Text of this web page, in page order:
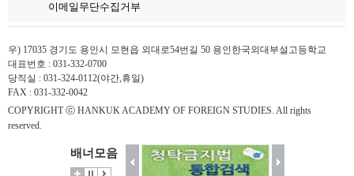
이메일무단수집거부
우) 17035 경기도 용인시 모현읍 외대로54번길 50 용인한국외대부설고등학교
대표번호 : 031-332-0700
당직실 : 031-324-0112(야간,휴일)
FAX : 031-332-0042
COPYRIGHT ⓒ HANKUK ACADEMY OF FOREIGN STUDIES. All rights
reserved.
배너모음